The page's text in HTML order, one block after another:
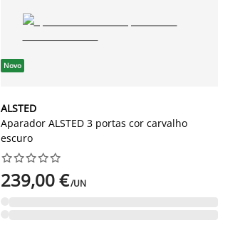
Novo
ALSTED
Aparador ALSTED 3 portas cor carvalho
escuro






239,00 €/UN